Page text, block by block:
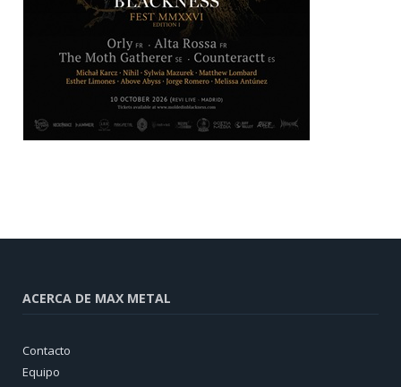
ACERCA DE MAX METAL
Contacto
Equipo